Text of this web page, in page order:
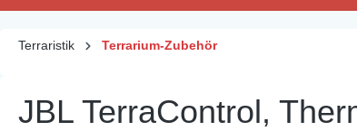
Terraristik Terrarium-Zubehör
JBL TerraControl,